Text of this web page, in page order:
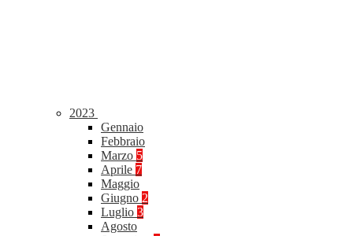
2023
Gennaio
Febbraio
Marzo 5
Aprile 7
Maggio
Giugno 2
Luglio 3
Agosto